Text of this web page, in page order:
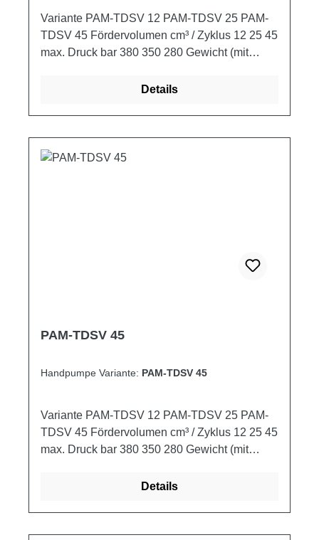
Variante PAM-TDSV 12 PAM-TDSV 25 PAM-
TDSV 45 Fördervolumen cm³ / Zyklus 12 25 45
max. Druck bar 380 350 280 Gewicht (mit
Details
PAM-TDSV 45
Handpumpe Variante: PAM-TDSV 45
Variante PAM-TDSV 12 PAM-TDSV 25 PAM-
TDSV 45 Fördervolumen cm³ / Zyklus 12 25 45
max. Druck bar 380 350 280 Gewicht (mit
Details